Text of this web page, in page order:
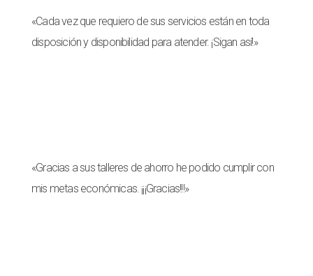
«Cada vez que requiero de sus servicios están en toda
disposición y disponibilidad para atender. ¡Sigan así!»
«Gracias a sus talleres de ahorro he podido cumplir con
mis metas económicas. ¡¡¡Gracias!!!»